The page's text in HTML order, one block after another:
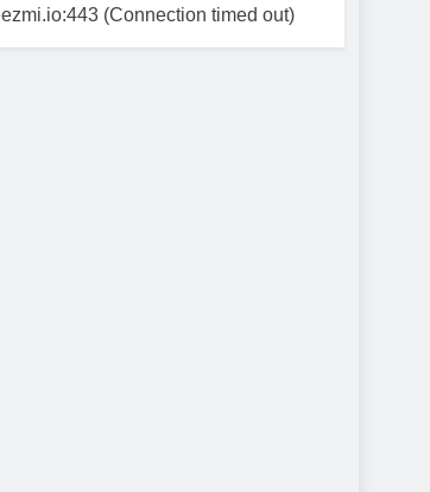
(Connection timed out)